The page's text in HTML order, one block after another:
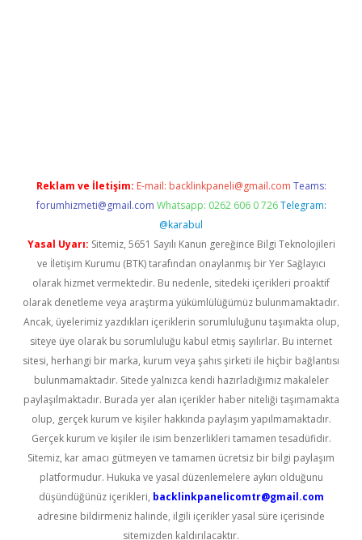
Reklam ve İletişim: E-mail: backlinkpaneli@gmail.com Teams:
forumhizmeti@gmail.com Whatsapp: 0262 606 0 726 Telegram:
@karabul
Yasal Uyarı: Sitemiz, 5651 Sayılı Kanun gereğince Bilgi Teknolojileri
ve İletişim Kurumu (BTK) tarafından onaylanmış bir Yer Sağlayıcı
olarak hizmet vermektedir. Bu nedenle, sitedeki içerikleri proaktif
olarak denetleme veya araştırma yükümlülüğümüz bulunmamaktadır.
Ancak, üyelerimiz yazdıkları içeriklerin sorumluluğunu taşımakta olup,
siteye üye olarak bu sorumluluğu kabul etmiş sayılırlar. Bu internet
sitesi, herhangi bir marka, kurum veya şahıs şirketi ile hiçbir bağlantısı
bulunmamaktadır. Sitede yalnızca kendi hazırladığımız makaleler
paylaşılmaktadır. Burada yer alan içerikler haber niteliği taşımamakta
olup, gerçek kurum ve kişiler hakkında paylaşım yapılmamaktadır.
Gerçek kurum ve kişiler ile isim benzerlikleri tamamen tesadüfidir.
Sitemiz, kar amacı gütmeyen ve tamamen ücretsiz bir bilgi paylaşım
platformudur. Hukuka ve yasal düzenlemelere aykırı olduğunu
düşündüğünüz içerikleri, backlinkpanelicomtr@gmail.com
adresine bildirmeniz halinde, ilgili içerikler yasal süre içerisinde
sitemizden kaldırılacaktır.